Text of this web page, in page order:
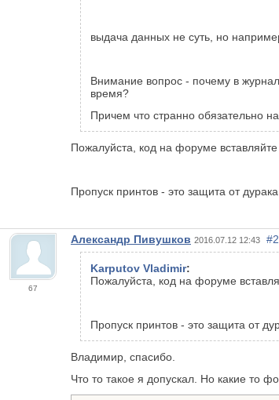
выдача данных не суть, но
Внимание вопрос - почему в
время?
Причем что странно обязательно
Пожалуйста, код на форуме
Пропуск принтов - это защита от
67
Александр Пивушков 2016.07.12 12:43 #2
Karputov Vladimir:
Пожалуйста, код на форуме
Пропуск принтов - это защита от
Владимир, спасибо.
Что то такое я допускал. Но какие то